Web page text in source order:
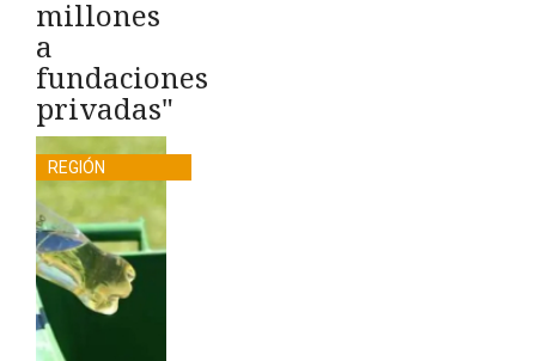
millones
a
fundaciones
privadas"
REGIÓN